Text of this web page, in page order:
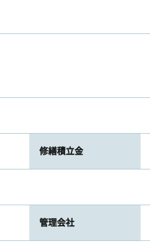
修繕積立金
管理会社